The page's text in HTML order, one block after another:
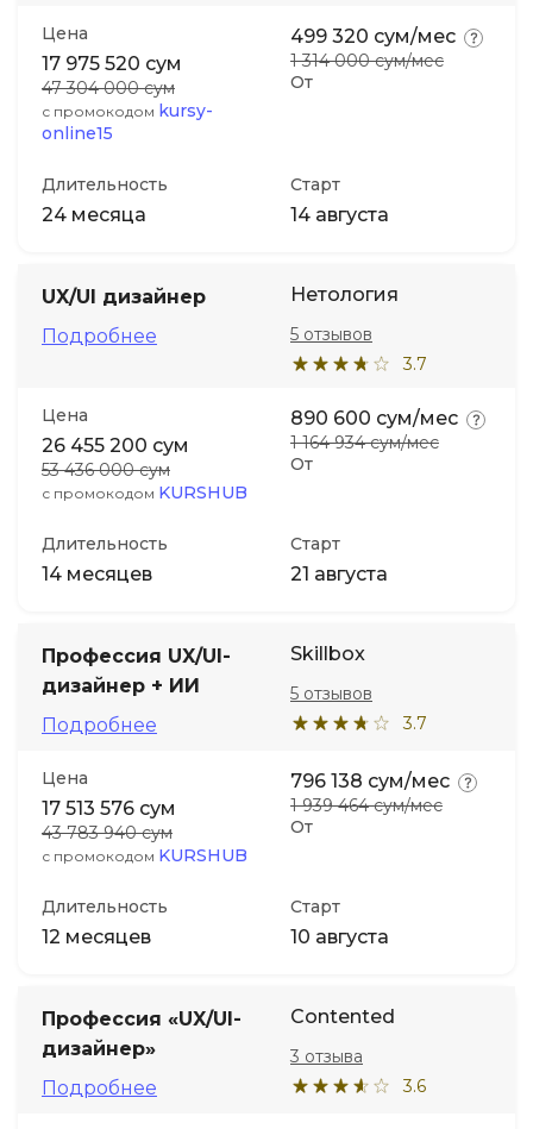
Цена
17 975 520 сум
47 304 000 сум
с промокодом kursy-
online15
От
499 320 сум/мес
1 314 000 сум/мес
Длительность
24 месяца
Старт
14 августа
UX/UI дизайнер
Подробнее
Нетология
3.7
5 отзывов
Цена
26 455 200 сум
53 436 000 сум
с промокодом KURSHUB
От
890 600 сум/мес
1 164 934 сум/мес
Длительность
14 месяцев
Старт
21 августа
Профессия UX/UI-
дизайнер + ИИ
Подробнее
Skillbox
3.7
5 отзывов
Цена
17 513 576 сум
43 783 940 сум
с промокодом KURSHUB
От
796 138 сум/мес
1 939 464 сум/мес
Длительность
12 месяцев
Старт
10 августа
Профессия «UX/UI-
дизайнер»
Подробнее
Contented
3.6
3 отзыва